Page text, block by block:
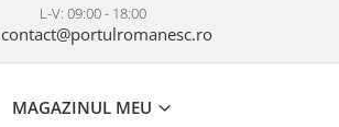
L-V: 09:00 - 18:00
contact@portulromanesc.ro
MAGAZINUL MEU